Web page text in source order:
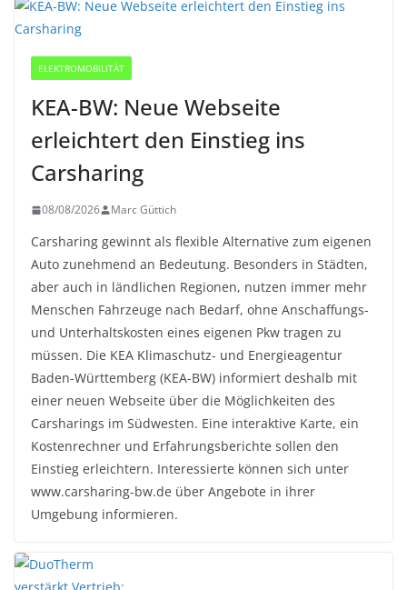
ELEKTROMOBILITÄT
KEA-BW: Neue Webseite
erleichtert den Einstieg ins
Carsharing
08/08/2026 Marc Güttich
Carsharing gewinnt als flexible Alternative zum eigenen
Auto zunehmend an Bedeutung. Besonders in Städten,
aber auch in ländlichen Regionen, nutzen immer mehr
Menschen Fahrzeuge nach Bedarf, ohne Anschaffungs-
und Unterhaltskosten eines eigenen Pkw tragen zu
müssen. Die KEA Klimaschutz- und Energieagentur
Baden-Württemberg (KEA-BW) informiert deshalb mit
einer neuen Webseite über die Möglichkeiten des
Carsharings im Südwesten. Eine interaktive Karte, ein
Kostenrechner und Erfahrungsberichte sollen den
Einstieg erleichtern. Interessierte können sich unter
www.carsharing-bw.de über Angebote in ihrer
Umgebung informieren.